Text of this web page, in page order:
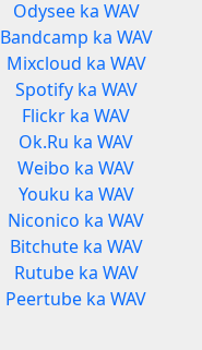
Odysee ka WAV
Bandcamp ka WAV
Mixcloud ka WAV
Spotify ka WAV
Flickr ka WAV
Ok.Ru ka WAV
Weibo ka WAV
Youku ka WAV
Niconico ka WAV
Bitchute ka WAV
Rutube ka WAV
Peertube ka WAV